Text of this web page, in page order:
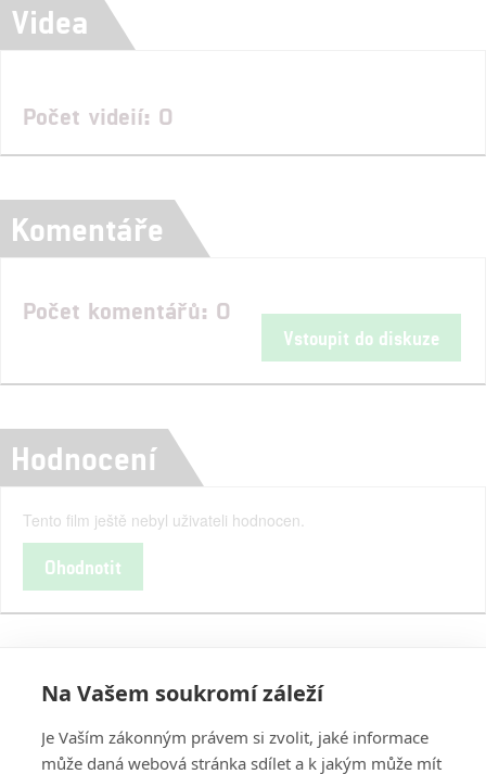
Videa
Počet videií: 0
Komentáře
Počet komentářů: 0
Vstoupit do diskuze
Hodnocení
Tento film ještě nebyl uživateli hodnocen.
Ohodnotit
Na Vašem soukromí záleží
Je Vaším zákonným právem si zvolit, jaké informace
může daná webová stránka sdílet a k jakým může mít